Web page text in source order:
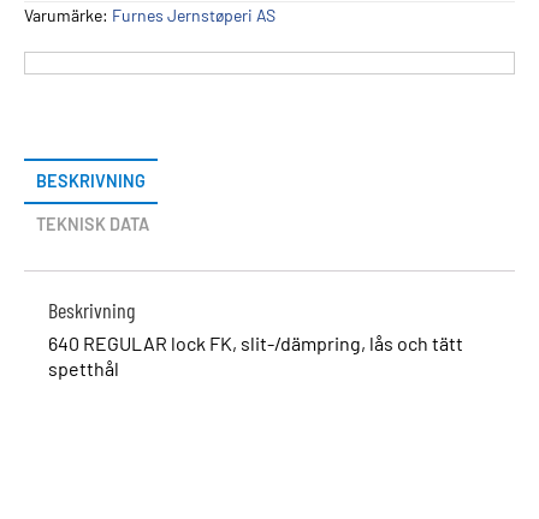
Varumärke: Furnes Jernstøperi AS
BESKRIVNING
TEKNISK DATA
Beskrivning
640 REGULAR lock FK, slit-/dämpring, lås och tätt
spetthål